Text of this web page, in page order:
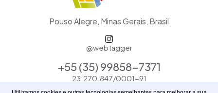
Pouso Alegre, Minas Gerais, Brasil
@webtagger
+55 (35) 99858-7371
23.270.847/0001-91